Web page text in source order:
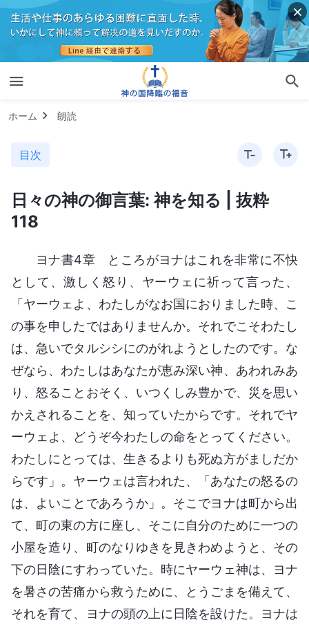
ホーム 朗読
目次
日々の神の御言葉: 神を知る | 抜粋
118
ヨナ書4章 ところがヨナはこれを非常に不快
として、激しく怒り、ヤーウェに祈って言った、
「ヤーウェよ、わたしがなお国におりました時、こ
の事を申したではありませんか。それでこそわたし
は、急いでタルシシにのがれようとしたのです。な
ぜなら、わたしはあなたが恵み深い神、あわれみあ
り、怒ることおそく、いつくしみ豊かで、災を思い
かえされることを、知っていたからです。それでヤ
ーウェよ、どうぞ今わたしの命をとってください。
わたしにとっては、生きるよりも死ぬ方がましだか
らです」。ヤーウェは言われた、「あなたの怒るの
は、よいことであろうか」。そこでヨナは町から出
て、町の東の方に座し、そこに自分のために一つの
小屋を造り、町のなりゆきを見きわめようと、その
下の日陰にすわっていた。時にヤーウェ神は、ヨナ
を暑さの苦痛から救うために、とうごまを備えて、
それを育て、ヨナの頭の上に日陰を設けた。ヨナは